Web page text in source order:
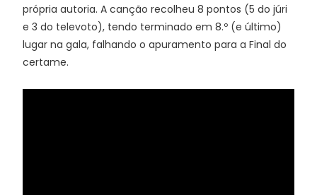
própria autoria. A canção recolheu 8 pontos (5 do júri
e 3 do televoto), tendo terminado em 8.º (e último)
lugar na gala, falhando o apuramento para a Final do
certame.